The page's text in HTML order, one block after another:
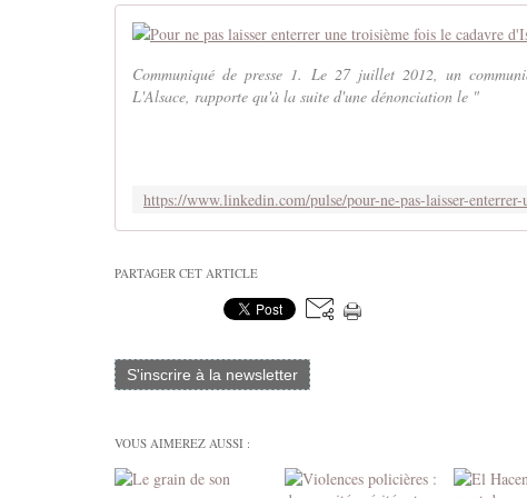
Communiqué de presse 1. Le 27 juillet 2012, un
L'Alsace, rapporte qu'à la suite d'une dénonciation le "
PARTAGER CET ARTICLE
S'inscrire à la newsletter
VOUS AIMEREZ AUSSI :